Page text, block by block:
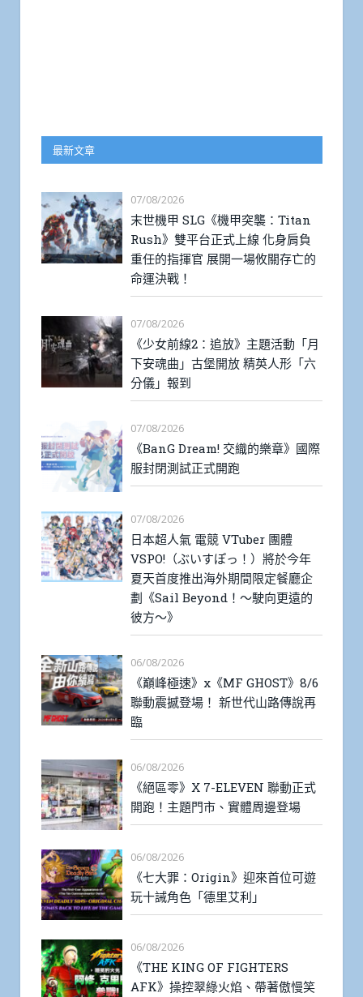
最新文章
07/08/2026
末世機甲 SLG《機甲突襲：Titan
Rush》雙平台正式上線 化身肩負
重任的指揮官 展開一場攸關存亡的
命運決戰！
07/08/2026
《少女前線2：追放》主題活動「月
下安魂曲」古堡開放 精英人形「六
分儀」報到
07/08/2026
《BanG Dream! 交織的樂章》國際
服封閉測試正式開跑
07/08/2026
日本超人氣 電競 VTuber 團體
VSPO!（ぶいすぽっ！）將於今年
夏天首度推出海外期間限定餐廳企
劃《Sail Beyond！～駛向更遠的
彼方～》
06/08/2026
《巔峰極速》x《MF GHOST》8/6
聯動震撼登場！ 新世代山路傳說再
臨
06/08/2026
《絕區零》X 7-ELEVEN 聯動正式
開跑！主題門市、實體周邊登場
06/08/2026
《七大罪：Origin》迎來首位可遊
玩十誡角色「德里艾利」
06/08/2026
《THE KING OF FIGHTERS
AFK》操控翠綠火焰、帶著傲慢笑